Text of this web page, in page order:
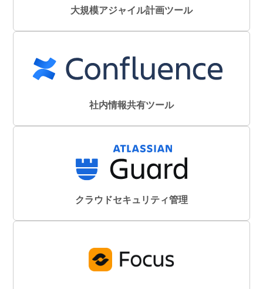
大規模アジャイル計画ツール
社内情報共有ツール
クラウドセキュリティ管理